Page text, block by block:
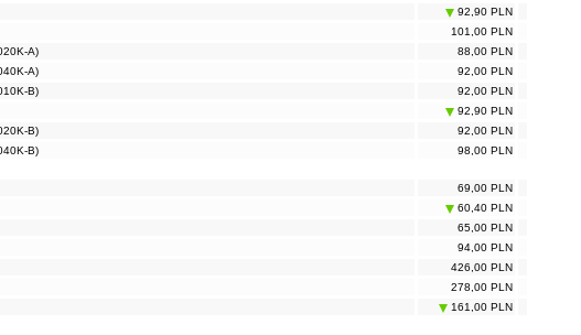
92,90 PLN
101,00 PLN
A)
88,00 PLN
A)
92,00 PLN
B)
92,00 PLN
92,90 PLN
B)
92,00 PLN
B)
98,00 PLN
69,00 PLN
60,40 PLN
65,00 PLN
94,00 PLN
426,00 PLN
278,00 PLN
161,00 PLN